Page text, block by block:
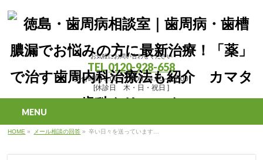
お気軽にお問い合わせください
TEL0120-928-658
受付時間 9:00～13:00 14:00～17:00
[休診日 木・日・祝日 ]
MENU
HOME » メール相談の回答 » 辛い日々を送っています…